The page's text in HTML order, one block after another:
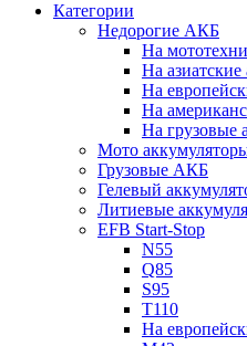
Категории
Недорогие АКБ
На
На азиатские
На
На
На грузовые
Мото
Грузовые АКБ
Гелевый
Литиевые
EFB Start-Stop
N55
Q85
S95
T110
На